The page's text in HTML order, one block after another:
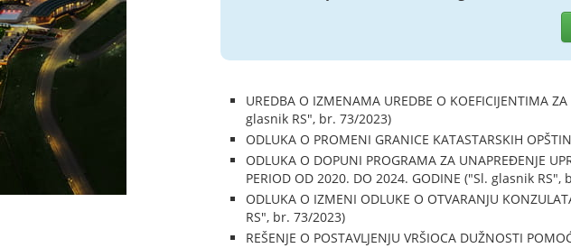
UREDBA O IZMENAMA UREDBE O KOEFICIJENTIMA
glasnik RS", br. 73/2023)
ODLUKA O PROMENI GRANICE KATASTARSKIH
ODLUKA O DOPUNI PROGRAMA ZA UNAPREĐENJE
PERIOD OD 2020. DO 2024. GODINE ("Sl. glasnik RS",
ODLUKA O IZMENI ODLUKE O OTVARANJU
RS", br. 73/2023)
REŠENJE O POSTAVLJENJU VRŠIOCA DUŽNOSTI